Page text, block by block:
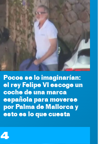
Pocos se lo imaginarían:
el rey Felipe VI escoge un
coche de una marca
española para moverse
por Palma de Mallorca y
esto es lo que cuesta
4